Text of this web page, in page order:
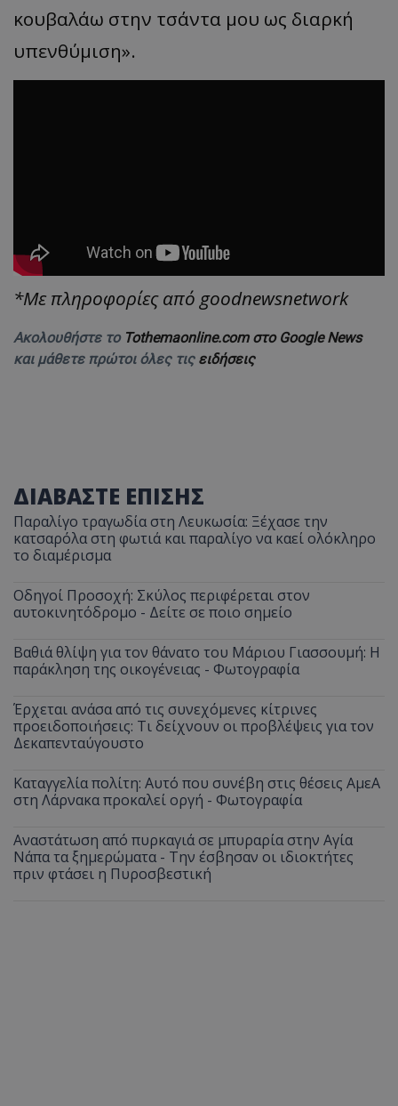
κουβαλάω στην τσάντα μου ως διαρκή
υπενθύμιση».
*Με πληροφορίες από goodnewsnetwork
Ακολουθήστε το Tothemaonline.com στο Google News
και μάθετε πρώτοι όλες τις ειδήσεις
ΔΙΑΒΑΣΤΕ ΕΠΙΣΗΣ
Παραλίγο τραγωδία στη Λευκωσία: Ξέχασε την
κατσαρόλα στη φωτιά και παραλίγο να καεί ολόκληρο
το διαμέρισμα
Οδηγοί Προσοχή: Σκύλος περιφέρεται στον
αυτοκινητόδρομο - Δείτε σε ποιο σημείο
Βαθιά θλίψη για τον θάνατο του Μάριου Γιασσουμή: Η
παράκληση της οικογένειας - Φωτογραφία
Έρχεται ανάσα από τις συνεχόμενες κίτρινες
προειδοποιήσεις: Τι δείχνουν οι προβλέψεις για τον
Δεκαπενταύγουστο
Καταγγελία πολίτη: Αυτό που συνέβη στις θέσεις ΑμεΑ
στη Λάρνακα προκαλεί οργή - Φωτογραφία
Αναστάτωση από πυρκαγιά σε μπυραρία στην Αγία
Νάπα τα ξημερώματα - Την έσβησαν οι ιδιοκτήτες
πριν φτάσει η Πυροσβεστική